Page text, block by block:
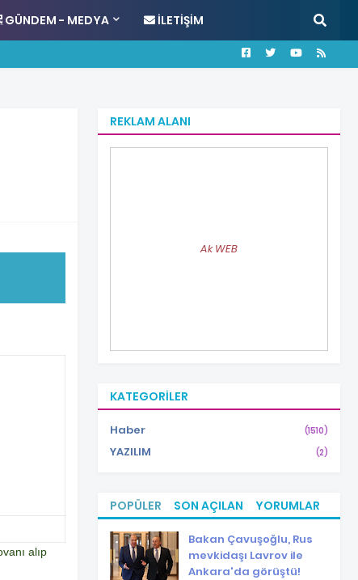
GÜNDEM - MEDYA İLETIŞIM
alıp
REKLAM ALANI
Ak WEB
KATEGORILER
Haber (1510)
YAZILIM (2)
POPÜLER SON AÇILAN YORUMLAR
Bakan Çavuşoğlu, Rus
mevkidaşı Lavrov ile
Ankara'da görüştü!